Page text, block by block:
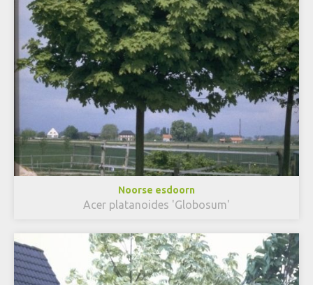
Noorse esdoorn
Acer platanoides 'Globosum'